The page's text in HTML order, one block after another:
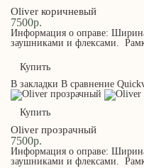
Oliver коричневый
7500р.
Информация о оправе:
заушниками и флексами.
Купить
В закладки В сравнение
Купить
Oliver прозрачный
7500р.
Информация о оправе:
заушниками и флексами.